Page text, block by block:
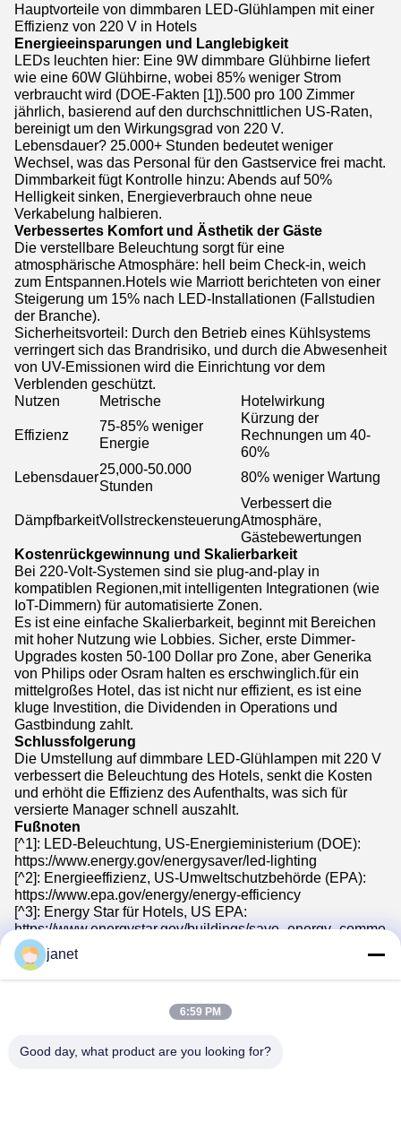
Hauptvorteile von dimmbaren LED-Glühlampen mit einer
Effizienz von 220 V in Hotels
Energieeinsparungen und Langlebigkeit
LEDs leuchten hier: Eine 9W dimmbare Glühbirne liefert
wie eine 60W Glühbirne, wobei 85% weniger Strom
verbraucht wird (DOE-Fakten [1]).500 pro 100 Zimmer
jährlich, basierend auf den durchschnittlichen US-Raten,
bereinigt um den Wirkungsgrad von 220 V.
Lebensdauer? 25.000+ Stunden bedeutet weniger
Wechsel, was das Personal für den Gastservice frei macht.
Dimmbarkeit fügt Kontrolle hinzu: Abends auf 50%
Helligkeit sinken, Energieverbrauch ohne neue
Verkabelung halbieren.
Verbessertes Komfort und Ästhetik der Gäste
Die verstellbare Beleuchtung sorgt für eine
atmosphärische Atmosphäre: hell beim Check-in, weich
zum Entspannen.Hotels wie Marriott berichteten von einer
Steigerung um 15% nach LED-Installationen (Fallstudien
der Branche).
Sicherheitsvorteil: Durch den Betrieb eines Kühlsystems
verringert sich das Brandrisiko, und durch die Abwesenheit
von UV-Emissionen wird die Einrichtung vor dem
Verblenden geschützt.
Nutzen
Metrische Hotelwirkung
Effizienz
75-85% weniger
Energie
Kürzung der
Rechnungen um 40-
60%
Lebensdauer25,000-50.000
Stunden
80% weniger Wartung
DämpfbarkeitVollstreckensteuerung
Verbessert die
Atmosphäre,
Gästebewertungen
Kostenrückgewinnung und Skalierbarkeit
Bei 220-Volt-Systemen sind sie plug-and-play in
kompatiblen Regionen,mit intelligenten Integrationen (wie
IoT-Dimmern) für automatisierte Zonen.
Es ist eine einfache Skalierbarkeit, beginnt mit Bereichen
mit hoher Nutzung wie Lobbies. Sicher, erste Dimmer-
Upgrades kosten 50-100 Dollar pro Zone, aber Generika
von Philips oder Osram halten es erschwinglich.für ein
mittelgroßes Hotel, das ist nicht nur effizient, es ist eine
kluge Investition, die Dividenden in Operations und
Gastbindung zahlt.
Schlussfolgerung
Die Umstellung auf dimmbare LED-Glühlampen mit 220 V
verbessert die Beleuchtung des Hotels, senkt die Kosten
und erhöht die Effizienz des Aufenthalts, was sich für
versierte Manager schnell auszahlt.
Fußnoten
[^1]: LED-Beleuchtung, US-Energieministerium (DOE):
https://www.energy.gov/energysaver/led-lighting
[^2]: Energieeffizienz, US-Umweltschutzbehörde (EPA):
https://www.epa.gov/energy/energy-efficiency
[^3]: Energy Star für Hotels, US EPA:
https://www.energystar.gov/buildings/
[^4]: Fallstudien aus Berichten über die Beleuchtung von
Hotels, z. B. Philips Lighting Hospitality Solutions:
https://www.lighting.philips.com/main/prof/con-
janet
6:59 PM
Good day, what product are you looking for?